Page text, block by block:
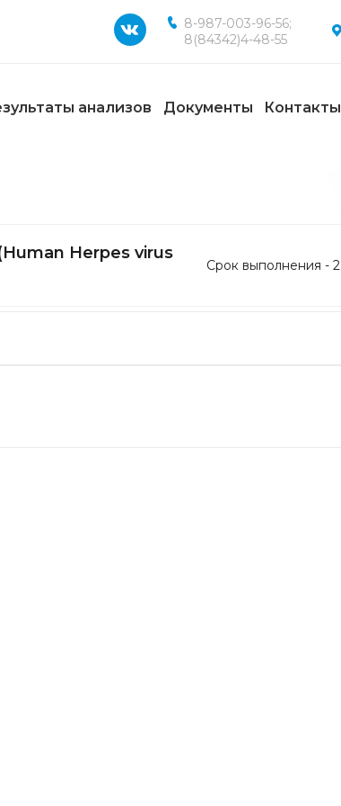
8-987-003-96-56;
8(84342)4-48-55
анализов Документы Контакты
Herpes virus
Срок выполнения - 2